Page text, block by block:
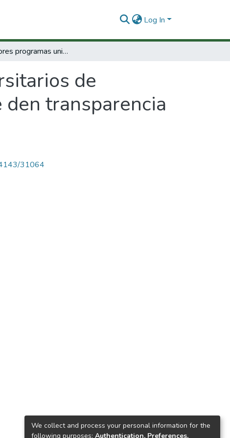
Log In
Los mejores programas universitarios de Antioquia construcción de indicadores que den transparencia al sistema postsecundario local
de
transparencia
31064
We collect and process your personal information for the
following purposes: Authentication, Preferences,